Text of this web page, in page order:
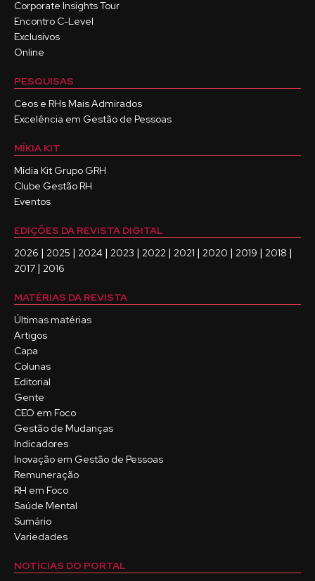
Corporate Insights Tour
Encontro C-Level
Exclusivos
Online
PESQUISAS
Ceos e RHs Mais Admirados
Excelência em Gestão de Pessoas
MÍKIA KIT
Mídia Kit Grupo GRH
Clube Gestão RH
Eventos
EDIÇÕES DA REVISTA DIGITAL
2026 | 2025 | 2024 | 2023 | 2022 | 2021 | 2020 | 2019 | 2018 |
2017 | 2016
MATÉRIAS DA REVISTA
Últimas matérias
Artigos
Capa
Colunas
Editorial
Gente
CEO em Foco
Gestão de Mudanças
Indicadores
Inovação em Gestão de Pessoas
Remuneração
RH em Foco
Saúde Mental
Sumário
Variedades
NOTÍCIAS DO PORTAL